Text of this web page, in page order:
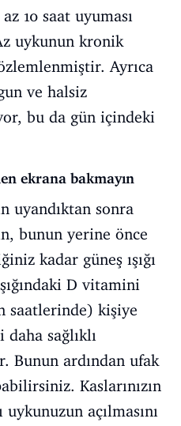
10 saat uyuması
uykunun kronik
Ayrıca
ve halsiz
bu da gün içindeki
ekrana bakmayın
uyandıktan sonra
bunun yerine önce
kadar güneş ışığı
D vitamini
saatlerinde) kişiye
sağlıklı
Bunun ardından ufak
Kaslarınızın
uykunuzun açılmasını